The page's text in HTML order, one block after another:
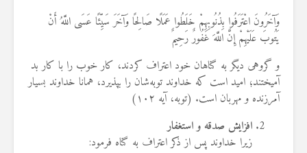
وَآخَرُونَ اعْتَرَفُوا بِذُنُوبِهِمْ خَلَطُوا عَمَلًا صَالِحًا وَآخَرَ سَيِّئًا عَسَى اللَّهُ أَنْ
يَتُوبَ عَلَيْهِمْ إِنَّ اللَّهَ غَفُورٌ رَحِيمٌ
و گروهی دیگر به گناهان خود اعتراف کردند، کار خوب را با کار بد
آمیختند؛ امید است که خداوند توبه‌شان را بپذیرد، همانا خداوند بسیار
آمرزنده و مهربان است. (توبه، آیه ۱۰۲)
افزایش صدقه و استغفار
زیرا خداوند پس از ذکر اعتراف به گناه فرمود: